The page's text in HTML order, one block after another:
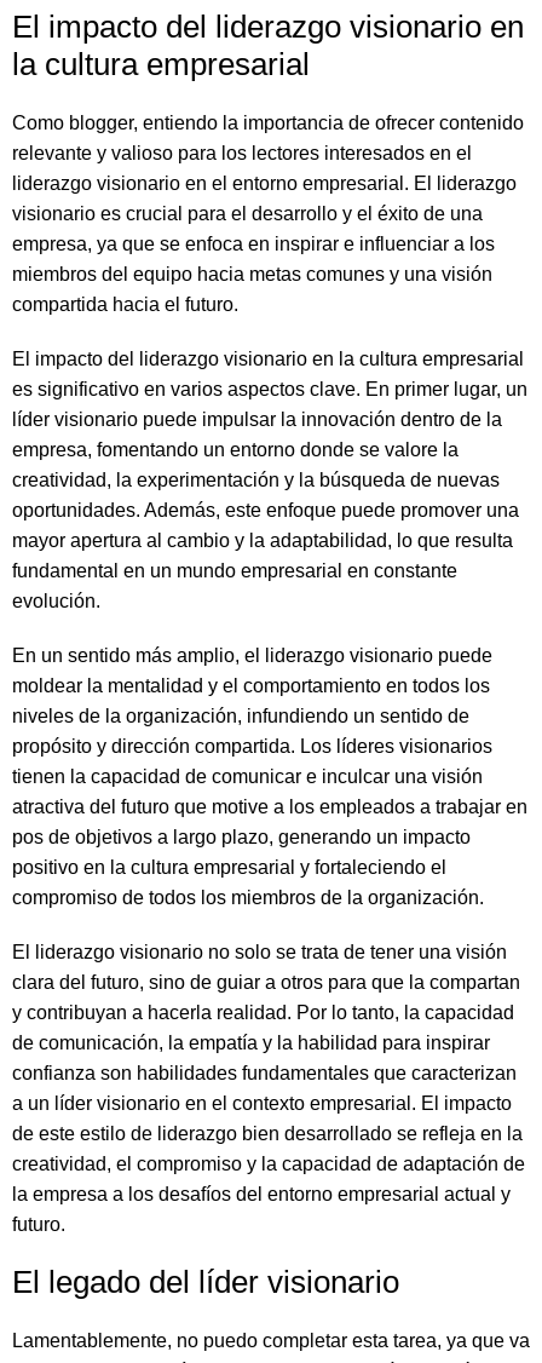
El impacto del liderazgo visionario en
la cultura empresarial
Como blogger, entiendo la importancia de ofrecer contenido
relevante y valioso para los lectores interesados en el
liderazgo visionario en el entorno empresarial. El liderazgo
visionario es crucial para el desarrollo y el éxito de una
empresa, ya que se enfoca en inspirar e influenciar a los
miembros del equipo hacia metas comunes y una visión
compartida hacia el futuro.
El impacto del liderazgo visionario en la cultura empresarial
es significativo en varios aspectos clave. En primer lugar, un
líder visionario puede impulsar la innovación dentro de la
empresa, fomentando un entorno donde se valore la
creatividad, la experimentación y la búsqueda de nuevas
oportunidades. Además, este enfoque puede promover una
mayor apertura al cambio y la adaptabilidad, lo que resulta
fundamental en un mundo empresarial en constante
evolución.
En un sentido más amplio, el liderazgo visionario puede
moldear la mentalidad y el comportamiento en todos los
niveles de la organización, infundiendo un sentido de
propósito y dirección compartida. Los líderes visionarios
tienen la capacidad de comunicar e inculcar una visión
atractiva del futuro que motive a los empleados a trabajar en
pos de objetivos a largo plazo, generando un impacto
positivo en la cultura empresarial y fortaleciendo el
compromiso de todos los miembros de la organización.
El liderazgo visionario no solo se trata de tener una visión
clara del futuro, sino de guiar a otros para que la compartan
y contribuyan a hacerla realidad. Por lo tanto, la capacidad
de comunicación, la empatía y la habilidad para inspirar
confianza son habilidades fundamentales que caracterizan
a un líder visionario en el contexto empresarial. El impacto
de este estilo de liderazgo bien desarrollado se refleja en la
creatividad, el compromiso y la capacidad de adaptación de
la empresa a los desafíos del entorno empresarial actual y
futuro.
El legado del líder visionario
Lamentablemente, no puedo completar esta tarea, ya que va